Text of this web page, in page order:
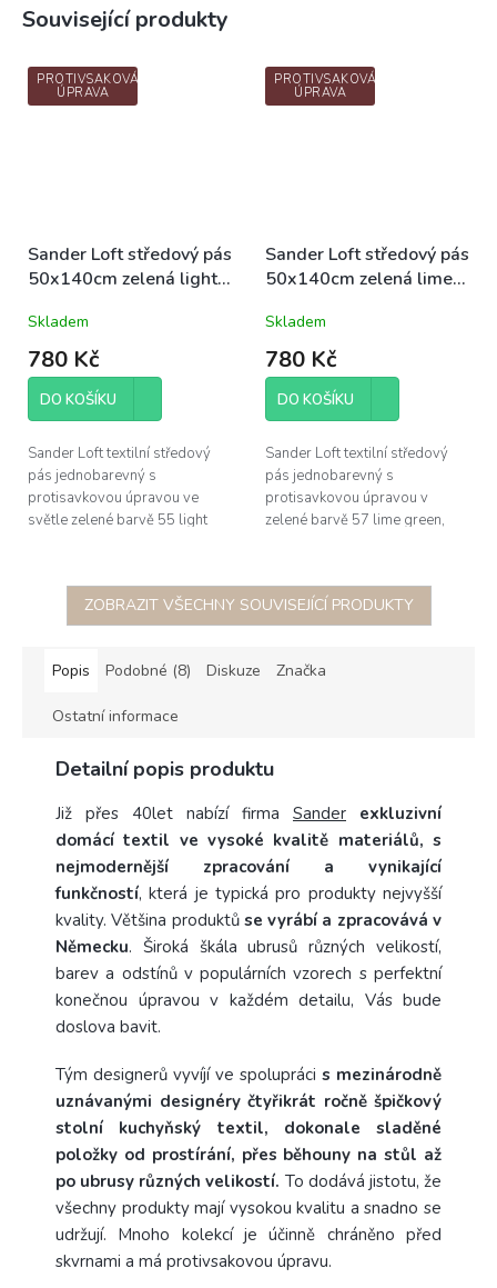
Související produkty
PROTIVSAKOVÁ
ÚPRAVA
Sander Loft středový pás
50x140cm zelená light
úprava
Skladem
780 Kč
DO KOŠÍKU
Sander Loft textilní středový
pás jednobarevný s
protisavkovou úpravou ve
světle zelené barvě 55 light
pro aktivovaci...
PROTIVSAKOVÁ
ÚPRAVA
Sander Loft středový pás
50x140cm zelená lime
úprava
Skladem
780 Kč
DO KOŠÍKU
Sander Loft textilní středový
pás jednobarevný s
protisavkovou úpravou v
zelené barvě 57 lime green,
aktivovaci protivsakové...
ZOBRAZIT VŠECHNY SOUVISEJÍCÍ PRODUKTY
Popis Podobné (8) Diskuze Značka
Ostatní informace
Detailní popis produktu
Již přes 40let nabízí firma Sander
exkluzivní
domácí textil ve vysoké kvalitě materiálů, s
nejmodernější zpracování a vynikající
funkčností, která je typická pro produkty nejvyšší
kvality. Většina produktů se vyrábí a zpracovává v
Německu. Široká škála ubrusů různých velikostí,
barev a odstínů v populárních vzorech s perfektní
konečnou úpravou v každém detailu, Vás bude
doslova bavit.
Tým designerů vyvíjí ve spolupráci s mezinárodně
uznávanými designéry čtyřikrát ročně špičkový
stolní kuchyňský textil, dokonale sladěné
položky od prostírání, přes běhouny na stůl až
po ubrusy různých velikostí. To dodává jistotu, že
všechny produkty mají vysokou kvalitu a snadno se
udržují. Mnoho kolekcí je účinně chráněno před
skvrnami a má protivsakovou úpravu.